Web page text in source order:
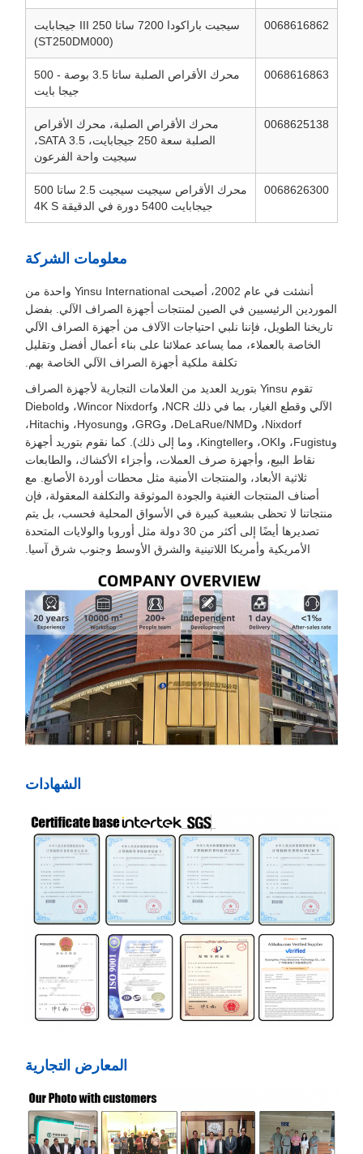
0068616862
سيجيت باراكودا 7200 ساتا III 250 جيجابايت
(ST250DM000)
0068616863
محرك الأقراص الصلبة ساتا 3.5 بوصة - 500
جيجا بايت
0068625138
محرك الأقراص الصلبة، محرك الأقراص
الصلبة سعة 250 جيجابايت، 3.5 SATA،
سيجيت واحة الفرعون
0068626300
محرك الأقراص سيجيت سيجيت 2.5 ساتا 500
جيجابايت 5400 دورة في الدقيقة 4K S
معلومات الشركة
أنشئت في عام 2002، أصبحت Yinsu International واحدة من
الموردين الرئيسيين في الصين لمنتجات أجهزة الصراف الآلي. بفضل
تاريخنا الطويل، فإننا نلبي احتياجات الآلاف من أجهزة الصراف الآلي
الخاصة بالعملاء، مما يساعد عملائنا على بناء أعمال أفضل وتقليل
تكلفة ملكية أجهزة الصراف الآلي الخاصة بهم.
تقوم Yinsu بتوريد العديد من العلامات التجارية لأجهزة الصراف
الآلي وقطع الغيار، بما في ذلك NCR، وWincor Nixdorf، وDiebold
Nixdorf، وDeLaRue/NMD، وGRG، وHyosung، وHitachi،
وFugistu، وOKI، وKingteller، وما إلى ذلك). كما نقوم بتوريد أجهزة
نقاط البيع، وأجهزة صرف العملات، وأجزاء الأكشاك، والطابعات
ثلاثية الأبعاد، والمنتجات الأمنية مثل محطات أوردة الأصابع. مع
أصناف المنتجات الغنية والجودة الموثوقة والتكلفة المعقولة، فإن
منتجاتنا لا تحظى بشعبية كبيرة في الأسواق المحلية فحسب، بل يتم
تصديرها أيضًا إلى أكثر من 30 دولة مثل أوروبا والولايات المتحدة
الأمريكية وأمريكا اللاتينية والشرق الأوسط وجنوب شرق آسيا.
الشهادات
المعارض التجارية